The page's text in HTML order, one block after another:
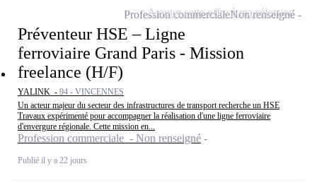
Préventeur HSE – Ligne
ferroviaire Grand Paris - Mission
freelance (H/F)
YALINK - 94 - VINCENNES
Un acteur majeur du secteur des infrastructures de transport recherche un HSE
Travaux expérimenté pour accompagner la réalisation d'une ligne ferroviaire
d'envergure régionale. Cette mission en...
Profession commerciale - Non renseigné
Publié il y a 22 jours
Profession commercialeNon renseigné
Ajouter cette offre à ma sélection